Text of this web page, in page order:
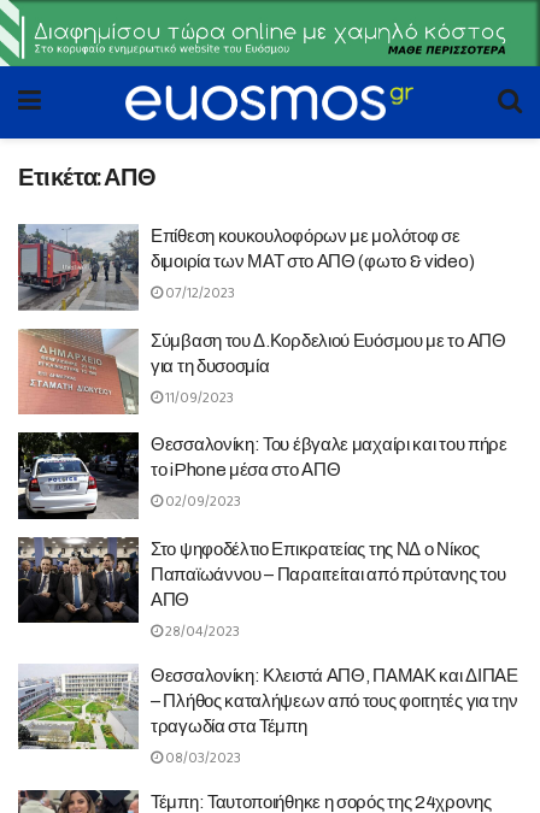
Ετικέτα:ΑΠΘ
Επίθεση κουκουλοφόρων με μολότοφ σε
διμοιρία των ΜΑΤ στο ΑΠΘ (φωτο & video)
07/12/2023
Σύμβαση του Δ.Κορδελιού Ευόσμου με το ΑΠΘ
για τη δυσοσμία
11/09/2023
Θεσσαλονίκη: Του έβγαλε μαχαίρι και του πήρε
το iPhone μέσα στο ΑΠΘ
02/09/2023
Στο ψηφοδέλτιο Επικρατείας της ΝΔ ο Νίκος
Παπαϊωάννου – Παραιτείται από πρύτανης του
ΑΠΘ
28/04/2023
Θεσσαλονίκη: Κλειστά ΑΠΘ, ΠΑΜΑΚ και ΔΙΠΑΕ
– Πλήθος καταλήψεων από τους φοιτητές για την
τραγωδία στα Τέμπη
08/03/2023
Τέμπη: Ταυτοποιήθηκε η σορός της 24χρονης